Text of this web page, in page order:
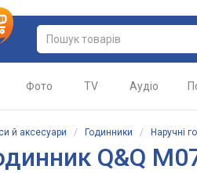
Фото TV Аудіо
й аксесуари / Годинники / Наручні
Q&Q